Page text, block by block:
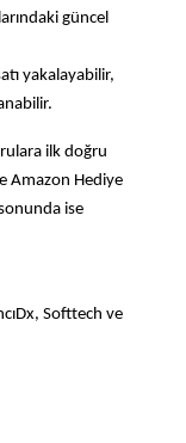
güncel
yakalayabilir,
ilk doğru
Amazon Hediye
ise
Softtech ve